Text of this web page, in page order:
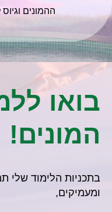
ההמונים
בואו
המונים!
בתכניות הלימוד שלי
ומעמיקים,